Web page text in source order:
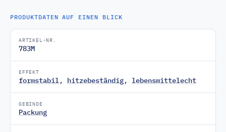
PRODUKTDATEN AUF EINEN BLICK
ARTIKEL-NR.
783M
EFFEKT
formstabil, hitzebeständig, lebensmittelecht
GEBINDE
Packung